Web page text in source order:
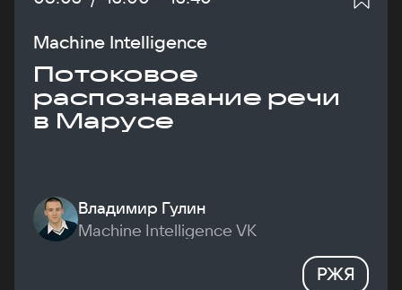
Machine Intelligence
Потоковое
распознавание речи
в Марусе
Владимир Гулин
Machine Intelligence VK
РЖЯ